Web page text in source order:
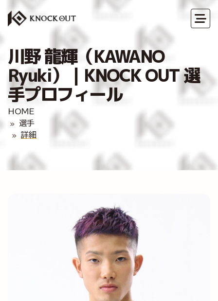
川野 龍輝（KAWANO
Ryuki）｜KNOCK OUT 選
手プロフィール
HOME
選手
詳細